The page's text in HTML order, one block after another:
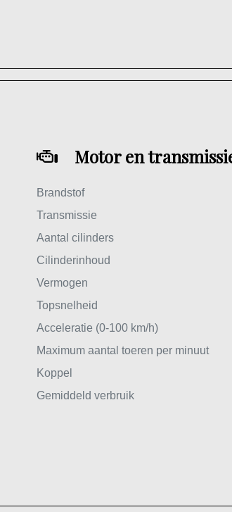
Motor en
Brandstof
Transmissie
Aantal cilinders
Cilinderinhoud
Vermogen
Topsnelheid
Acceleratie (0-100 km/h)
Maximum aantal toeren per minuut
Koppel
Gemiddeld verbruik